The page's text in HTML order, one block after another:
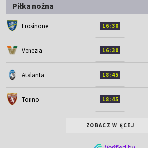
Piłka nożna
Frosinone 16:30
Venezia 16:30
Atalanta 18:45
Torino 18:45
ZOBACZ WIĘCEJ